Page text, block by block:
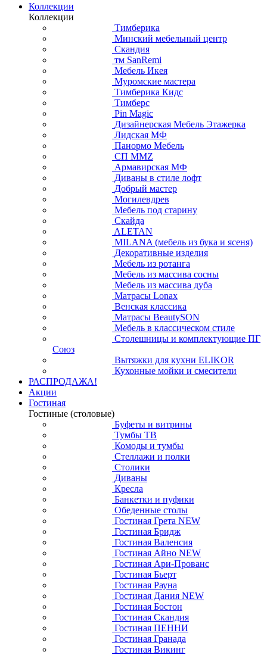
Коллекции
Коллекции
Тимберика
Минский мебельный центр
Скандия
тм SanRemi
Мебель Икея
Муромские мастера
Тимберика Кидс
Тимберс
Pin Magic
Дизайнерская Мебель Этажерка
Лидская МФ
Панормо Мебель
СП ММZ
Армавирская МФ
Диваны в стиле лофт
Добрый мастер
Могилевдрев
Мебель под старину
Скайда
ALETAN
MILANA (мебель из бука и ясеня)
Декоративные изделия
Мебель из ротанга
Мебель из массива сосны
Мебель из массива дуба
Матрасы Lonax
Венская классика
Матрасы BeautySON
Мебель в классическом стиле
Столешницы и комплектующие ПГ
Союз
Вытяжки для кухни ELIKOR
Кухонные мойки и смесители
РАСПРОДАЖА!
Акции
Гостиная
Гостиные (столовые)
Буфеты и витрины
Тумбы ТВ
Комоды и тумбы
Стеллажи и полки
Столики
Диваны
Кресла
Банкетки и пуфики
Обеденные столы
Гостиная Грета NEW
Гостиная Бридж
Гостиная Валенсия
Гостиная Айно NEW
Гостиная Ари-Прованс
Гостиная Бьерт
Гостиная Рауна
Гостиная Дания NEW
Гостиная Бостон
Гостиная Скандия
Гостиная ПЕННИ
Гостиная Гранада
Гостиная Викинг